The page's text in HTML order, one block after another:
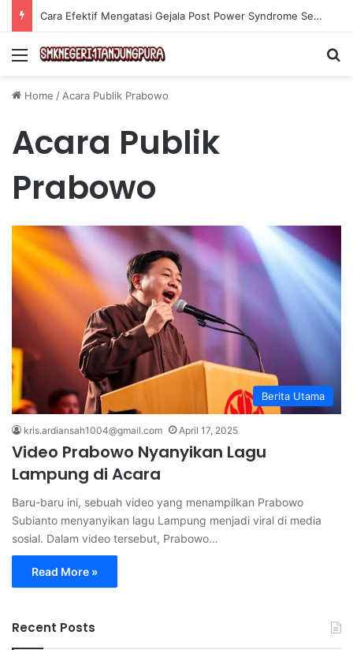
Cara Efektif Mengatasi Gejala Post Power Syndrome Setelah Pensiun Kerja
Menu
Home / Acara Publik Prabowo
Acara Publik
Prabowo
Berita Utama
kris.ardiansah1004@gmail.com April 17, 2025
Video Prabowo Nyanyikan Lagu
Lampung di Acara
Baru-baru ini, sebuah video yang menampilkan Prabowo
Subianto menyanyikan lagu Lampung menjadi viral di media
sosial. Dalam video tersebut, Prabowo…
Read More »
Recent Posts